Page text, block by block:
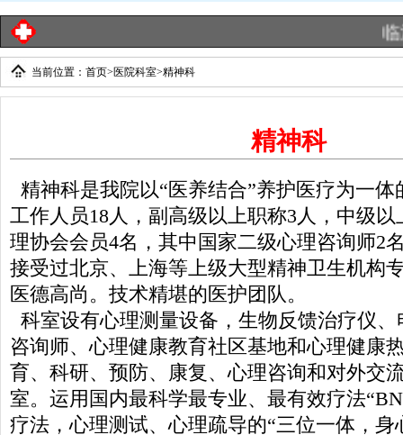
康复科
临沂工
当前位置： 首页> 医院科室>精神科
精神科
精神科是我院以“医养结合”养护医疗为一
工作人员18人，副高级以上职称3人，中级
理协会会员4名，其中国家二级心理咨询师2
接受过北京、上海等上级大型精神卫生机构
医德高尚。技术精堪的医护团队。
科室设有心理测量设备，生物反馈治疗仪
咨询师、心理健康教育社区基地和心理健康
育、科研、预防、康复、心理咨询和对外交
室。运用国内最科学最专业、最有效疗法
疗法，心理测试、心理疏导的“三位一体，身